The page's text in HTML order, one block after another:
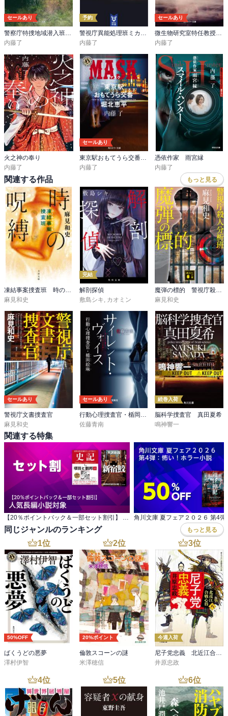
セールあり
警察庁特捜地域潜入班・鳴瀬清花
内藤了
予約
警視庁異能処理班ミカヅチ
内藤了
セールあり
微生物研究室特任教授・坂口信
内藤了
火之神の奉り
内藤了
セールあり
内藤了
憑依作家 雨宮縁
内藤了
関連する作品 もっと見る
凍結事案捜査班 時の呪縛
麻見和史
完結
解剖探偵
敷島シキ, カオミン
魔弾の標的 警視庁殺人分析班
麻見和史
セールあり
警視庁文書捜査官
麻見和史
セールあり
佐藤青南
続巻入荷
脳科学捜査官 真田夏希
鳴神響一
関連する特集
同じジャンルのランキング もっと見る
1位
50%OFF
ばくうどの悪夢
澤村伊智
2位
20%ポイント
倫敦スコーンの謎
米澤穂信
3位
今週入荷
尼子党忠義 北近江合戦心得〈八〉
井原忠政
4位 5位 6位